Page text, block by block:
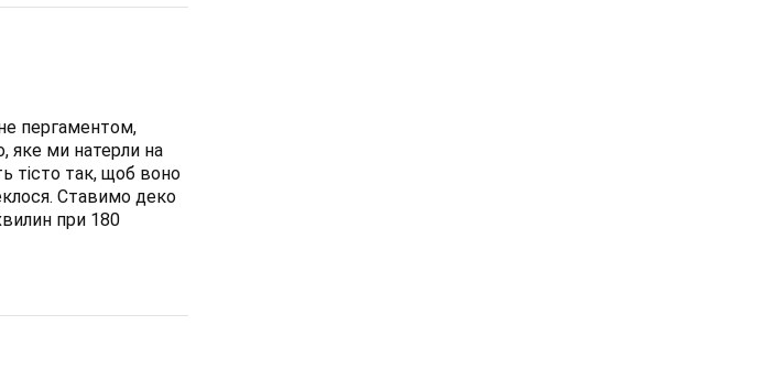
пергаментом,
яке ми натерли на
тісто так, щоб воно
Ставимо деко
при 180